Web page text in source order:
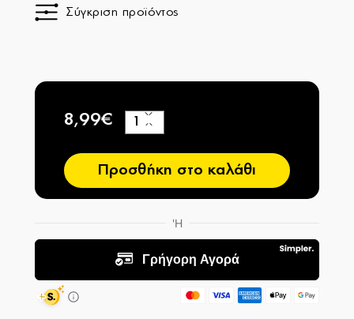
Σύγκριση προϊόντος
8,99€
−
+
Προσθήκη στο καλάθι